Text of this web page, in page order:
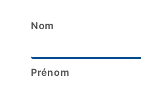
Nom
Prénom